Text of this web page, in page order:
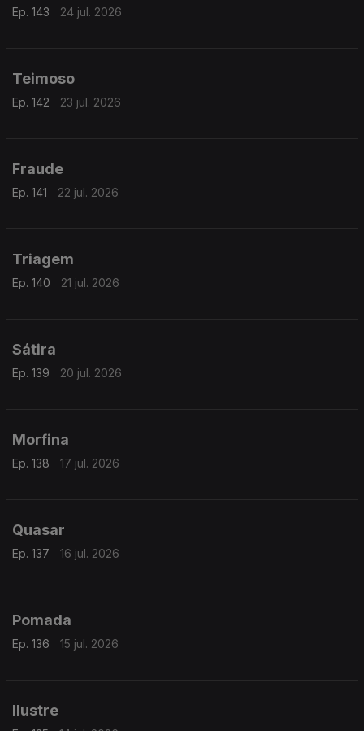
Ep. 143 24 jul. 2026
Teimoso
Ep. 142 23 jul. 2026
Fraude
Ep. 141 22 jul. 2026
Triagem
Ep. 140 21 jul. 2026
Sátira
Ep. 139 20 jul. 2026
Morfina
Ep. 138 17 jul. 2026
Quasar
Ep. 137 16 jul. 2026
Pomada
Ep. 136 15 jul. 2026
Ilustre